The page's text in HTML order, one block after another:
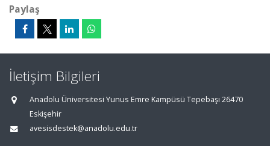
Paylaş
İletişim Bilgileri
Anadolu Üniversitesi Yunus Emre Kampüsü Tepebaşı 26470
Eskişehir
avesisdestek@anadolu.edu.tr